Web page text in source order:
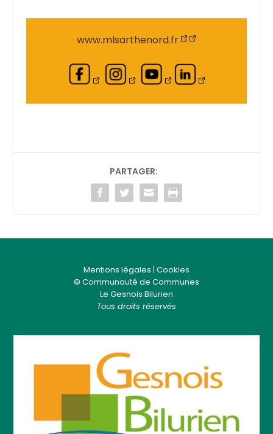
www.mlsarthenord.fr
PARTAGER:
Mentions légales | Cookies
© Communauté de Communes
Le Gesnois Bilurien
Tous droits réservés